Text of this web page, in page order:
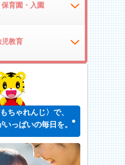
育園・入園
教育
ちゃれんじ〉で、
いっぱいの毎日を。